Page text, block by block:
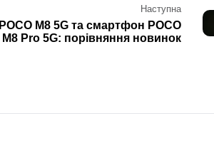
Наступна
POCO M8 5G та смартфон POCO
M8 Pro 5G: порівняння новинок